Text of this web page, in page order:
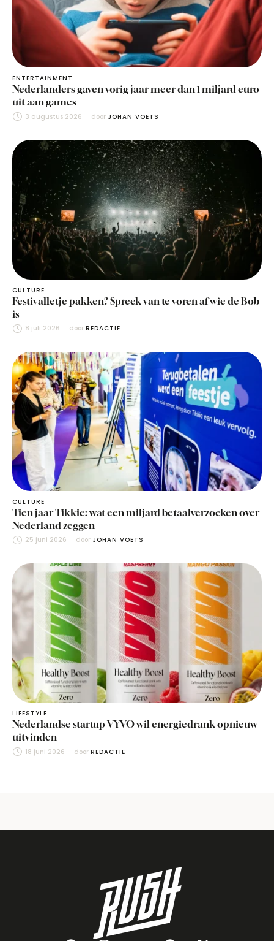
ENTERTAINMENT
Nederlanders gaven vorig jaar meer dan 1 miljard euro
uit aan games
3 augustus 2026 door JOHAN VOETS
CULTURE
Festivalletje pakken? Spreek van te voren af wie de Bob
is
8 juli 2026 door REDACTIE
CULTURE
Tien jaar Tikkie: wat een miljard betaalverzoeken over
Nederland zeggen
25 juni 2026 door JOHAN VOETS
LIFESTYLE
Nederlandse startup VYVO wil energiedrank opnieuw
uitvinden
18 juni 2026 door REDACTIE